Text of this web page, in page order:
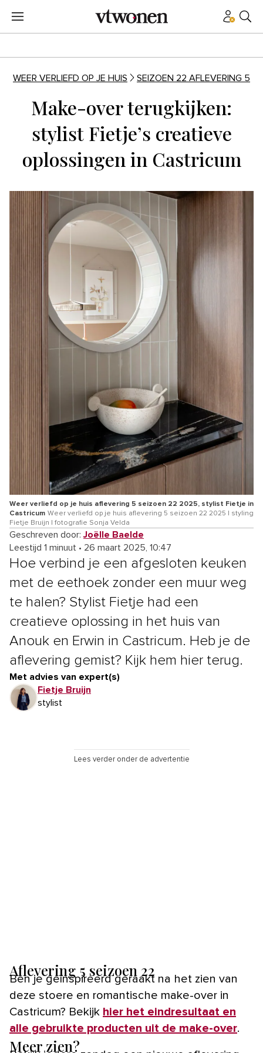
WEER VERLIEFD OP JE HUIS SEIZOEN 22 AFLEVERING 5
Make-over terugkijken:
stylist Fietje’s creatieve
oplossingen in Castricum
Weer verliefd op je huis aflevering 5 seizoen 22 2025, stylist Fietje in
Castricum Weer verliefd op je huis aflevering 5 seizoen 22 2025 | styling
Fietje Bruijn | fotografie Sonja Velda
Geschreven door:Joëlle Baelde
Leestijd 1 minuut • 26 maart 2025, 10:47
Hoe verbind je een afgesloten keuken
met de eethoek zonder een muur weg
te halen? Stylist Fietje had een
creatieve oplossing in het huis van
Anouk en Erwin in Castricum. Heb je de
aflevering gemist? Kijk hem hier terug.
Met advies van expert(s)
Fietje Bruijn
stylist
Lees verder onder de advertentie
Aflevering 5 seizoen 22
Ben je geïnspireerd geraakt na het zien van
deze stoere en romantische make-over in
Castricum? Bekijk hier het eindresultaat en
alle gebruikte producten uit de make-over.
Meer zien?